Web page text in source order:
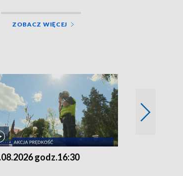
ZOBACZ WIĘCEJ
godz.16:30